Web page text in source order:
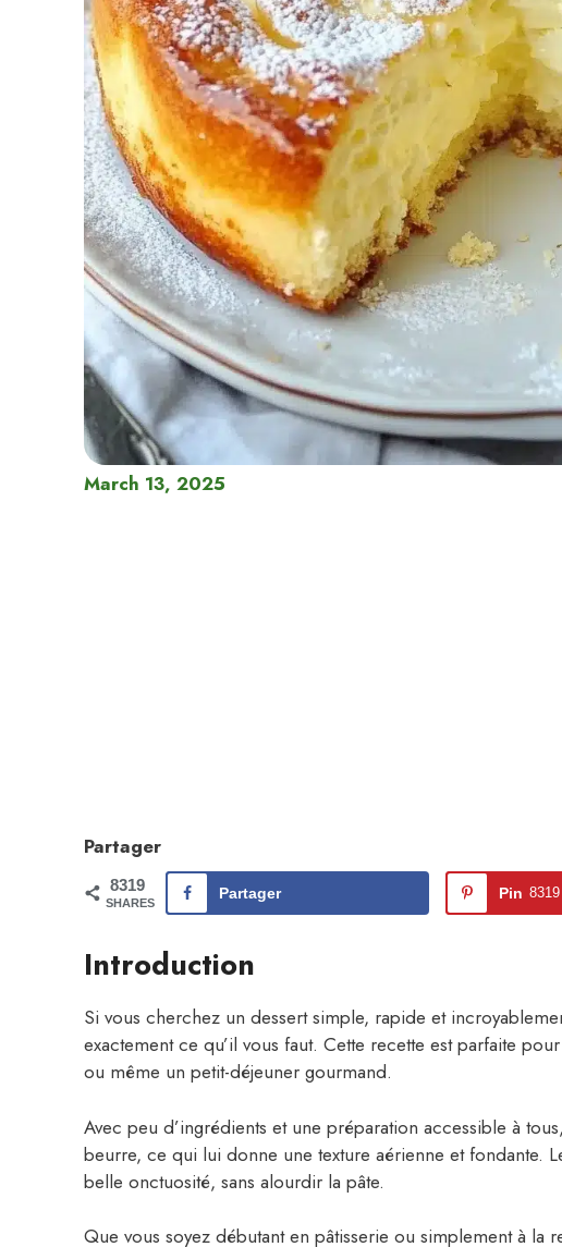
March 13, 2025
Partager
8319
SHARES
Partager Pin 8319
Introduction
Si vous cherchez un dessert simple, rapide et
exactement ce qu’il vous faut. Cette recette est parfaite
ou même un petit-déjeuner gourmand.
Avec peu d’ingrédients et une préparation accessible à
beurre, ce qui lui donne une texture aérienne et fondante.
belle onctuosité, sans alourdir la pâte.
Que vous soyez débutant en pâtisserie ou simplement à la